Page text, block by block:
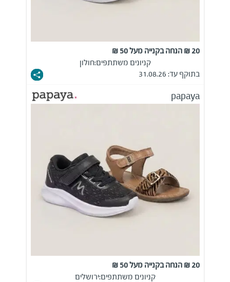
20 ₪ הנחה בקנייה מעל 50 ₪
קניונים משתתפים:חולון
בתוקף עד: 31.08.26
papaya
20 ₪ הנחה בקנייה מעל 50 ₪
קניונים משתתפים:ירושלים